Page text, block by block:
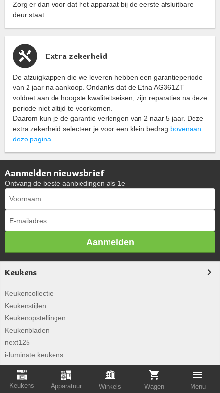
Keukens Apparatuur Winkels Wagen Menu
Zorg er dan voor dat het apparaat bij de eerste afsluitbare
deur staat.
Extra zekerheid
De afzuigkappen die we leveren hebben een garantieperiode
van 2 jaar na aankoop. Ondanks dat de Etna AG361ZT
voldoet aan de hoogste kwaliteitseisen, zijn reparaties na deze
periode niet altijd te voorkomen.
Daarom kun je de garantie verlengen van 2 naar 5 jaar. Deze
extra zekerheid selecteer je voor een klein bedrag bovenaan
deze pagina.
Aanmelden nieuwsbrief
Ontvang de beste aanbiedingen als 1e
Aanmelden
Keukens
Keukencollectie
Keukenstijlen
Keukenopstellingen
Keukenbladen
next125
i-luminate keukens
Landelijke keuken
Woonkeuken